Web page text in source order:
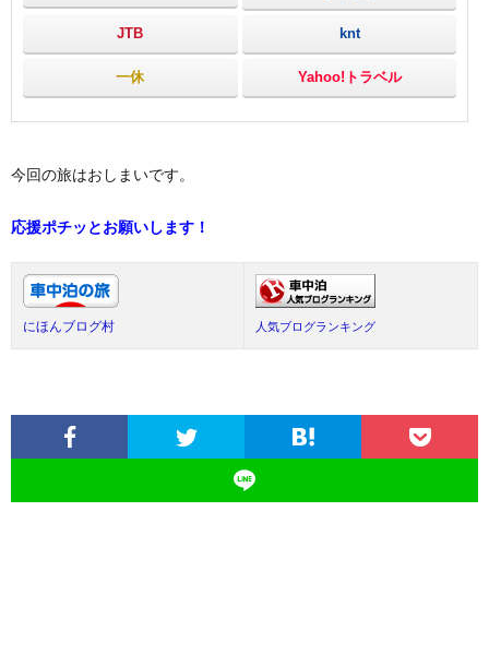
JTB knt
一休 Yahoo!トラベル
今回の旅はおしまいです。
応援ポチッとお願いします！
にほんブログ村 人気ブログランキング